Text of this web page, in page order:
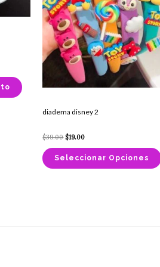
diadema disney 2
$39.00 $19.00
Seleccionar Opciones